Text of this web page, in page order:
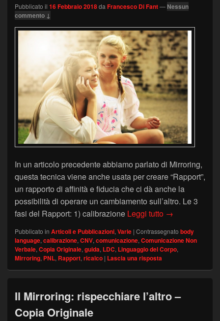
Pubblicato il 16 Febbraio 2018da Francesco Di Fant— Nessun
commento ↓
In un articolo precedente abbiamo parlato di Mirroring,
questa tecnica viene anche usata per creare “Rapport”,
un rapporto di affinità e fiducia che ci dà anche la
possibilità di operare un cambiamento sull’altro. Le 3
fasi del Rapport: 1) calibrazione Leggi tutto Creare
→
Pubblicato in Articoli e Pubblicazioni, Varie | Contrassegnato body
language, calibrazione, CNV, comunicazione, Comunicazione Non
Verbale, Copia Originale, guida, LDC, Linguaggio del Corpo,
Mirroring, PNL, Rapport, ricalco | Lascia una risposta
Il Mirroring: rispecchiare l’altro –
Copia Originale